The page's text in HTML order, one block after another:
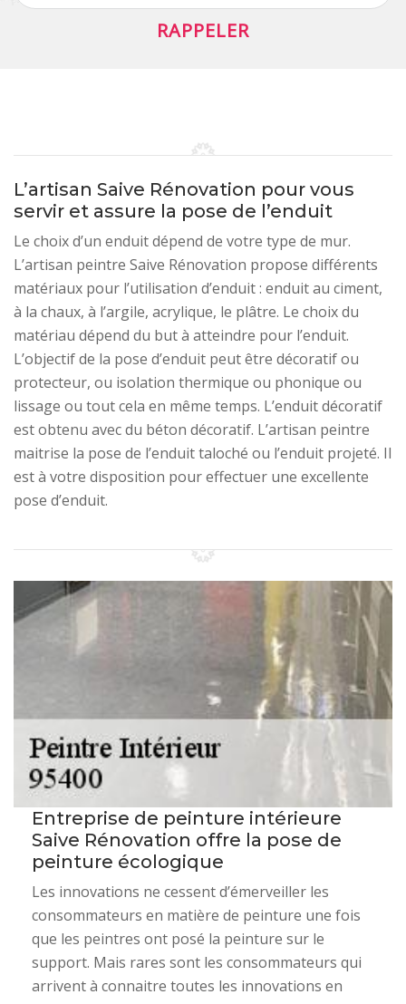
L’artisan Saive Rénovation pour vous
servir et assure la pose de l’enduit
Le choix d’un enduit dépend de votre type de mur.
L’artisan peintre Saive Rénovation propose différents
matériaux pour l’utilisation d’enduit : enduit au ciment,
à la chaux, à l’argile, acrylique, le plâtre. Le choix du
matériau dépend du but à atteindre pour l’enduit.
L’objectif de la pose d’enduit peut être décoratif ou
protecteur, ou isolation thermique ou phonique ou
lissage ou tout cela en même temps. L’enduit décoratif
est obtenu avec du béton décoratif. L’artisan peintre
maitrise la pose de l’enduit taloché ou l’enduit projeté. Il
est à votre disposition pour effectuer une excellente
pose d’enduit.
Entreprise de peinture intérieure
Saive Rénovation offre la pose de
peinture écologique
Les innovations ne cessent d’émerveiller les
consommateurs en matière de peinture une fois
que les peintres ont posé la peinture sur le
support. Mais rares sont les consommateurs qui
arrivent à connaitre toutes les innovations en